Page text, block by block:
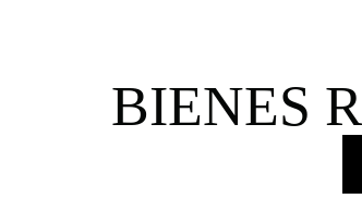
BIENES